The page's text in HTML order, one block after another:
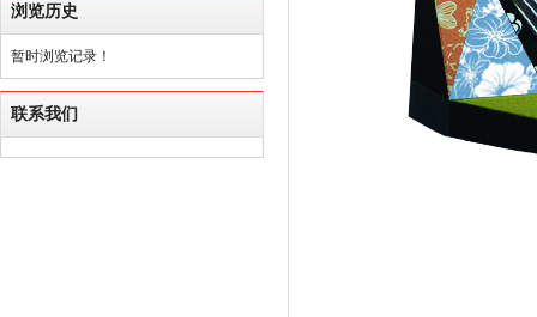
浏览历史
暂时浏览记录！
联系我们